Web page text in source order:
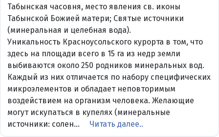
Табынская часовня, место явления св. иконы
Табынской Божией матери; Святые источники
(минеральная и целебная вода).
Уникальность Красноусольского курорта в том, что
здесь на площади всего в 15 га из недр земли
выбиваются около 250 родников минеральных вод.
Каждый из них отличается по набору специфических
микроэлементов и обладает неповторимым
воздействием на организм человека. Желающие
могут искупаться в купелях (минеральные
источники: солен...
Читать далее..